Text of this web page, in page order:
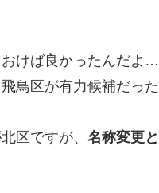
けば良かったんだよ…
鳥区が有力候補だっ
区ですが、 名称変更